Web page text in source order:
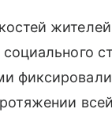
социального